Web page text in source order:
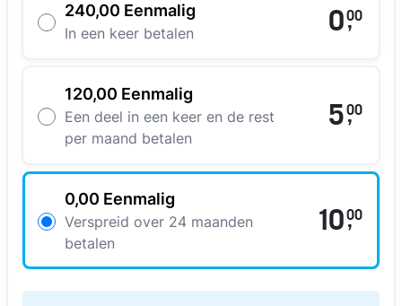
240,00 Eenmalig
In een keer betalen 0,
00
120,00 Eenmalig
Een deel in een keer en de rest
per maand betalen
5,
00
0,00 Eenmalig
Verspreid over 24 maanden
betalen
10,
00